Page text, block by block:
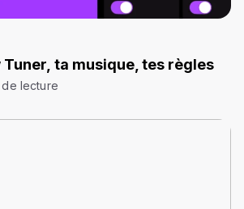
Tuner, ta musique, tes règles
de lecture